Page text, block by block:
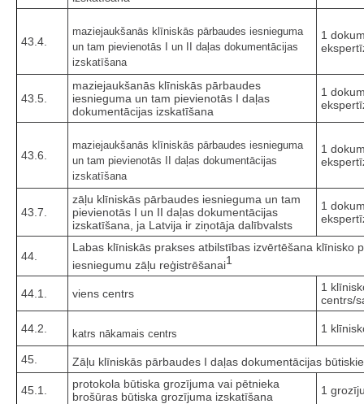
43.4.
maziejaukšanās klīniskās pārbaudes iesnieguma
un tam pievienotās I un II daļas dokumentācijas
izskatīšana
1
43.5.
maziejaukšanās klīniskās pārbaudes
iesnieguma un tam pievienotās I daļas
dokumentācijas izskatīšana
1
43.6.
maziejaukšanās klīniskās pārbaudes iesnieguma
un tam pievienotās II daļas dokumentācijas
izskatīšana
1
43.7.
zāļu klīniskās pārbaudes iesnieguma un tam
pievienotās I un II daļas dokumentācijas
izskatīšana, ja Latvija ir ziņotāja dalībvalsts
1
44.
Labas klīniskās prakses atbilstības izvērtēšana klīnisko
iesniegumu zāļu reģistrēšanai1
44.1. viens centrs
1
centrs/
44.2. katrs nākamais centrs 1
45. Zāļu klīniskās pārbaudes I daļas dokumentācijas
45.1.
protokola būtiska grozījuma vai pētnieka
brošūras būtiska grozījuma izskatīšana
1